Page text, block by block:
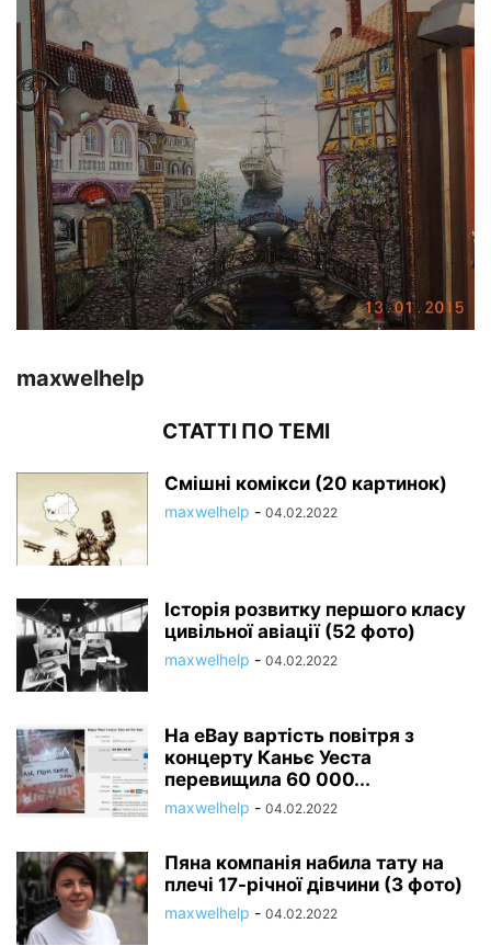
maxwelhelp
СТАТТІ ПО ТЕМІ
Смішні комікси (20 картинок)
maxwelhelp - 04.02.2022
Історія розвитку першого класу
цивільної авіації (52 фото)
maxwelhelp - 04.02.2022
На eBay вартість повітря з
концерту Каньє Уеста
перевищила 60 000...
maxwelhelp - 04.02.2022
Пяна компанія набила тату на
плечі 17-річної дівчини (3 фото)
maxwelhelp - 04.02.2022